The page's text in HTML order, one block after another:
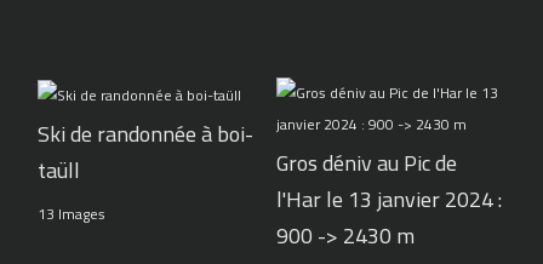
Ski de randonnée à boi-
taüll
13 Images
Gros déniv au Pic de
l'Har le 13 janvier 2024 :
900 -> 2430 m